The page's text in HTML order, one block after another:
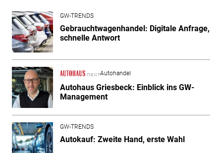
GW-TRENDS
Gebrauchtwagenhandel: Digitale Anfrage,
schnelle Antwort
Autohandel
Autohaus Griesbeck: Einblick ins GW-
Management
GW-TRENDS
Autokauf: Zweite Hand, erste Wahl